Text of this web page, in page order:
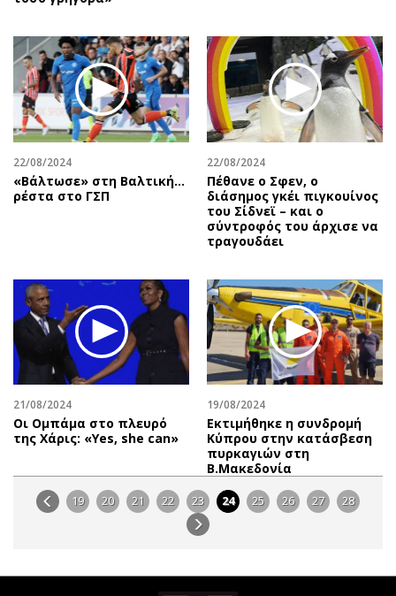
22/08/2024
«Βάλτωσε» στη Βαλτική...
ρέστα στο ΓΣΠ
22/08/2024
Πέθανε ο Σφεν, ο
διάσημος γκέι πιγκουίνος
του Σίδνεϊ – και ο
σύντροφός του άρχισε να
τραγουδάει
21/08/2024
Οι Ομπάμα στο πλευρό
της Χάρις: «Yes, she can»
19/08/2024
Εκτιμήθηκε η συνδρομή
Κύπρου στην κατάσβεση
πυρκαγιών στη
Β.Μακεδονία
19 20 21 22 23 24 25 26 27 28